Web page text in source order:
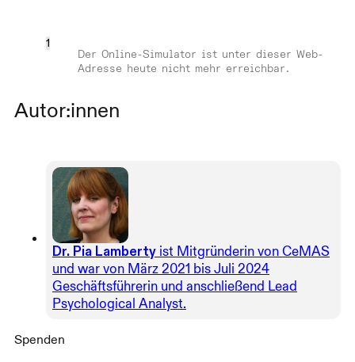
1
Der Online-Simulator ist unter dieser Web-
Adresse heute nicht mehr erreichbar.
Autor:innen
Dr. Pia Lamberty ist Mitgründerin von CeMAS
und war von März 2021 bis Juli 2024
Geschäftsführerin und anschließend Lead
Psychological Analyst.
Spenden